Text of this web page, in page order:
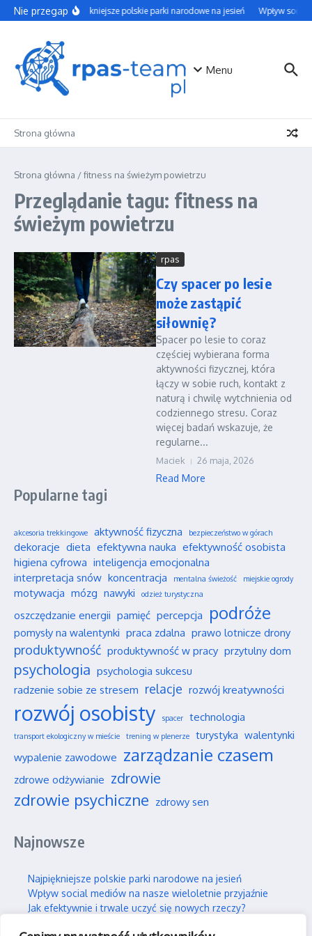
Przejdź do treści
Nie przegapNajpiękniejsze polskie parki narodowe na jesień Wpływ social
Menu
Strona główna
Strona główna /fitness na świeżym powietrzu
Przeglądanie tagu: fitness na
świeżym powietrzu
rpas
Czy spacer po lesie
może zastąpić
siłownię?
Spacer po lesie to coraz
częściej wybierana forma
aktywności fizycznej, która
łączy w sobie ruch, kontakt z
naturą i chwilę wytchnienia od
codziennego stresu. Coraz
więcej badań wskazuje, że
regularne...
Maciek 26 maja, 2026
Read More
Popularne tagi
akcesoria trekkingowe aktywność fizyczna bezpieczeństwo w górach
dekoracje dieta efektywna nauka efektywność osobista
higiena cyfrowa inteligencja emocjonalna
interpretacja snów koncentracja mentalna świeżość miejskie ogrody
motywacja mózg nawyki odzież turystyczna
oszczędzanie energii pamięć percepcja podróże
pomysły na walentynki praca zdalna prawo lotnicze drony
produktywność produktywność w pracy przytulny dom
psychologia psychologia sukcesu
radzenie sobie ze stresem relacje rozwój kreatywności
rozwój osobisty spacer technologia
transport ekologiczny w mieście trening w plenerze turystyka walentynki
wypalenie zawodowe zarządzanie czasem
zdrowe odżywianie zdrowie
zdrowie psychiczne zdrowy sen
Najnowsze
Najpiękniejsze polskie parki narodowe na jesień
Wpływ social mediów na nasze wieloletnie przyjaźnie
Jak efektywnie i trwale uczyć się nowych rzeczy?